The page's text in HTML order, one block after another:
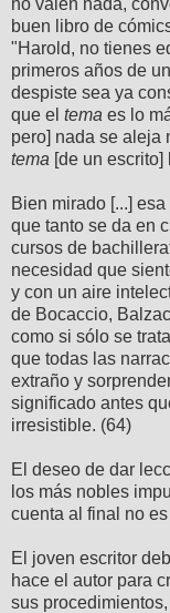
buen libro de
"Harold, no tienes
primeros años de
despiste sea ya
que el tema es lo
pero] nada se aleja
tema [de un escrito]
Bien mirado [...]
que tanto se da en
cursos de
necesidad que
y con un aire
de Bocaccio,
como si sólo se
que todas las
extraño y
significado antes
irresistible. (64)
El deseo de dar
los más nobles
cuenta al final no
El joven escritor
hace el autor para
sus